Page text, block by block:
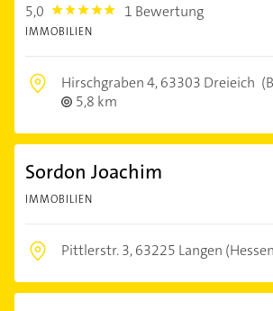
5,0 5.0 1 Bewertung
IMMOBILIEN
Hirschgraben 4,63303 Dreieich
5,8 km
Sordon Joachim
IMMOBILIEN
Pittlerstr. 3,63225 Langen